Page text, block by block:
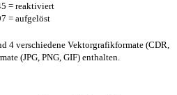
= reaktiviert
= aufgelöst
4 verschiedene Vektorgrafikformate (CDR,
(JPG, PNG, GIF) enthalten.